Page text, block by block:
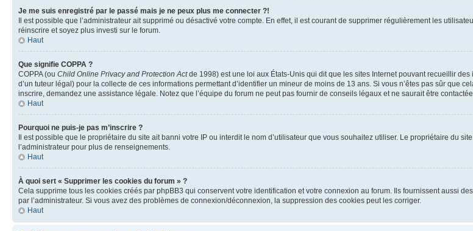
Je me suis enregistré par le passé mais je ne peux plus me connecter ?!
Il est possible que l’administrateur ait supprimé ou désactivé votre compte. En effet, il est courant de supprimer régulièrement les
réinscrire et soyez plus investi sur le forum.
Haut
Que signifie COPPA ?
COPPA (ou Child Online Privacy and Protection Actde 1998) est une loi aux États-Unis qui dit que les sites Internet pouvant recueillir
d’un tuteur légal) pour la collecte de ces informations permettant d’identifier un mineur de moins de 13 ans. Si vous n’êtes pas sûr que
inscrire, demandez une assistance légale. Notez que l’équipe du forum ne peut pas fournir de conseils légaux et ne saurait être
Haut
Pourquoi ne puis-je pas m’inscrire ?
Il est possible que le propriétaire du site ait banni votre IP ou interdit le nom d’utilisateur que vous souhaitez utiliser. Le propriétaire du
l’administrateur pour plus de renseignements.
Haut
À quoi sert « Supprimer les cookies du forum » ?
Cela supprime tous les cookies créés par phpBB3 qui conservent votre identification et votre connexion au forum. Ils fournissent aussi
par l’administrateur. Si vous avez des problèmes de connexion/déconnexion, la suppression des cookies peut les corriger.
Haut